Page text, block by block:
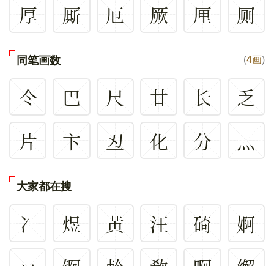
厚
厮 厄 厥 厘 厕
同笔画数 (4画)
仒 巴 尺 廿 长
乏
片
卞 丒 化 分 灬
大家都在搜
冫 煜 黄 汪 碕
婀